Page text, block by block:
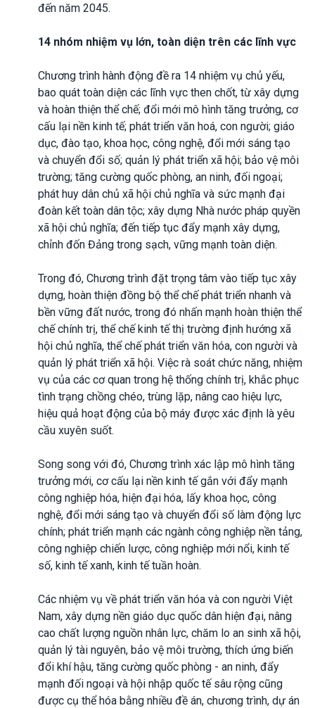
đến năm 2045.
14 nhóm nhiệm vụ lớn, toàn diện trên các lĩnh vực
Chương trình hành động đề ra 14 nhiệm vụ chủ yếu,
bao quát toàn diện các lĩnh vực then chốt, từ xây dựng
và hoàn thiện thể chế; đổi mới mô hình tăng trưởng, cơ
cấu lại nền kinh tế; phát triển văn hoá, con người; giáo
dục, đào tạo, khoa học, công nghệ, đổi mới sáng tạo
và chuyển đổi số; quản lý phát triển xã hội; bảo vệ môi
trường; tăng cường quốc phòng, an ninh, đối ngoại;
phát huy dân chủ xã hội chủ nghĩa và sức mạnh đại
đoàn kết toàn dân tộc; xây dựng Nhà nước pháp quyền
xã hội chủ nghĩa; đến tiếp tục đẩy mạnh xây dựng,
chỉnh đốn Đảng trong sạch, vững mạnh toàn diện.
Trong đó, Chương trình đặt trọng tâm vào tiếp tục xây
dựng, hoàn thiện đồng bộ thể chế phát triển nhanh và
bền vững đất nước, trong đó nhấn mạnh hoàn thiện thể
chế chính trị, thể chế kinh tế thị trường định hướng xã
hội chủ nghĩa, thể chế phát triển văn hóa, con người và
quản lý phát triển xã hội. Việc rà soát chức năng, nhiệm
vụ của các cơ quan trong hệ thống chính trị, khắc phục
tình trạng chồng chéo, trùng lặp, nâng cao hiệu lực,
hiệu quả hoạt động của bộ máy được xác định là yêu
cầu xuyên suốt.
Song song với đó, Chương trình xác lập mô hình tăng
trưởng mới, cơ cấu lại nền kinh tế gắn với đẩy mạnh
công nghiệp hóa, hiện đại hóa, lấy khoa học, công
nghệ, đổi mới sáng tạo và chuyển đổi số làm động lực
chính; phát triển mạnh các ngành công nghiệp nền tảng,
công nghiệp chiến lược, công nghiệp mới nổi, kinh tế
số, kinh tế xanh, kinh tế tuần hoàn.
Các nhiệm vụ về phát triển văn hóa và con người Việt
Nam, xây dựng nền giáo dục quốc dân hiện đại, nâng
cao chất lượng nguồn nhân lực, chăm lo an sinh xã hội,
quản lý tài nguyên, bảo vệ môi trường, thích ứng biến
đổi khí hậu, tăng cường quốc phòng - an ninh, đẩy
mạnh đối ngoại và hội nhập quốc tế sâu rộng cũng
được cụ thể hóa bằng nhiều đề án, chương trình, dự án